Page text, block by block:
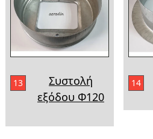
13
Συστολή
εξόδου Φ120
14